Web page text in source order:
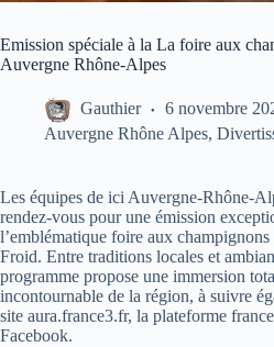
Emission spéciale à la La foire aux
Auvergne Rhône-Alpes
Gauthier
6 novembre
Auvergne Rhône Alpes,
Les équipes de ici Auvergne-Rhône-
rendez-vous pour une émission
l’emblématique foire aux
Froid. Entre traditions locales et
programme propose une immersion
incontournable de la région, à suivre
site aura.france3.fr, la plateforme
Facebook.